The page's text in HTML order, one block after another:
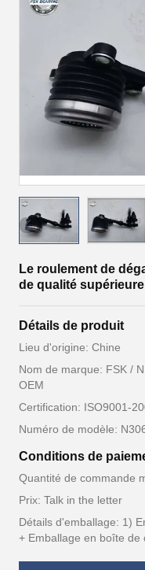
Le roulement de
de qualité
Détails de produit
Lieu d'origine: Chine
Nom de marque: FSK /
OEM
Certification: ISO9001-
Numéro de modèle:
Conditions de
Quantité de commande
Prix: Talk in the letter
Détails d'emballage: 1)
+ Emballage en boîte de